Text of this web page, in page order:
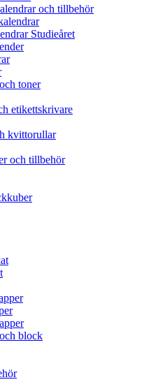
och tillbehör
Studieåret
toner
etikettskrivare
kvittorullar
och tillbehör
block